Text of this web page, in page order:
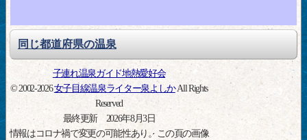
同じ都道府県の温泉